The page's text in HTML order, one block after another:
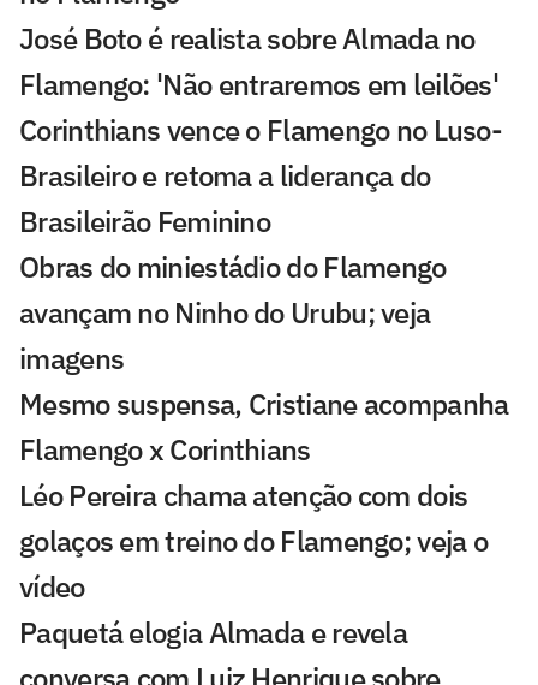
José Boto é realista sobre Almada no
Flamengo: 'Não entraremos em leilões'
Corinthians vence o Flamengo no Luso-
Brasileiro e retoma a liderança do
Brasileirão Feminino
Obras do miniestádio do Flamengo
avançam no Ninho do Urubu; veja
imagens
Mesmo suspensa, Cristiane acompanha
Flamengo x Corinthians
Léo Pereira chama atenção com dois
golaços em treino do Flamengo; veja o
vídeo
Paquetá elogia Almada e revela